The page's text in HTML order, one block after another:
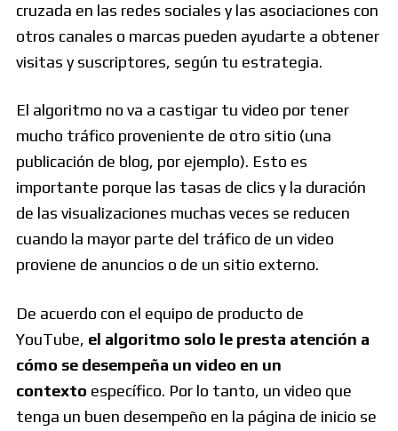
cruzada en las redes sociales y las asociaciones con
otros canales o marcas pueden ayudarte a obtener
visitas y suscriptores, según tu estrategia.
El algoritmo no va a castigar tu video por tener
mucho tráfico proveniente de otro sitio (una
publicación de blog, por ejemplo). Esto es
importante porque las tasas de clics y la duración
de las visualizaciones muchas veces se reducen
cuando la mayor parte del tráfico de un video
proviene de anuncios o de un sitio externo.
De acuerdo con el equipo de producto de
YouTube, el algoritmo solo le presta atención a
cómo se desempeña un video en un
contexto específico. Por lo tanto, un video que
tenga un buen desempeño en la página de inicio se